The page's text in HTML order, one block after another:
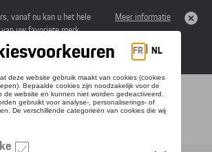
vanaf nu kan u het hele
uw favoriete merk
Deze kunnen
uw dealer.
Meer informatie
Toggle navigation